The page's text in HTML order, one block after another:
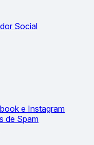
Social
e Instagram
de Spam